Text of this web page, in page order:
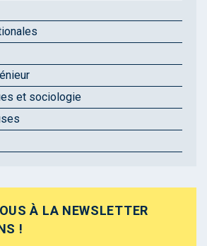
et sociologie
À LA NEWSLETTER
!